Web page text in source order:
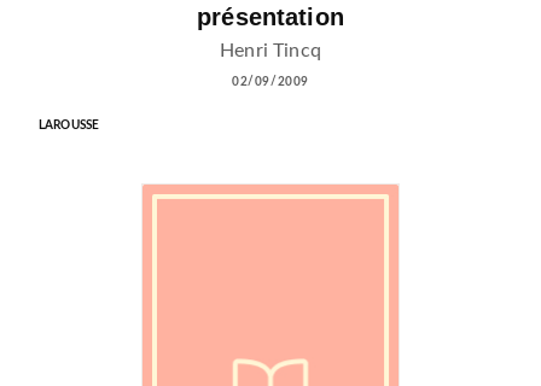
présentation
Henri Tincq
02/09/2009
LAROUSSE